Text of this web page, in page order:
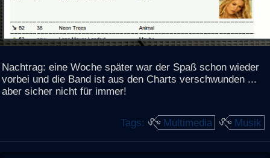
Nachtrag: eine Woche später war der Spaß schon wieder
vorbei und die Band ist aus den Charts verschwunden ...
aber sicher nicht für immer!
Tags: Multimedia Musik